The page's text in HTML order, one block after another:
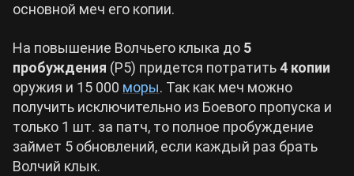
основной меч его копии.
На повышение Волчьего клыка до 5
пробуждения (Р5) придется потратить4 копии
оружия и 15 000 моры. Так как меч можно
получить исключительно из Боевого пропуска и
только 1 шт. за патч, то полное пробуждение
займет 5 обновлений, если каждый раз брать
Волчий клык.